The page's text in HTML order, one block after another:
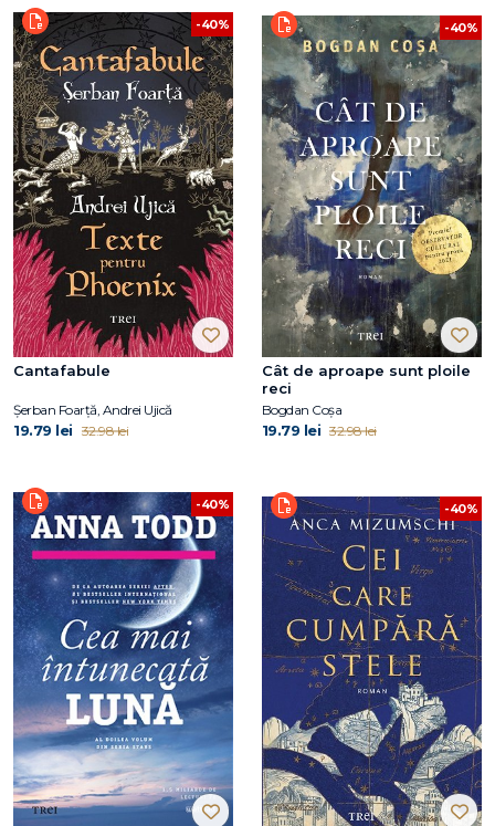
-40%
Cantafabule
Șerban Foarță, Andrei Ujică
19.79 lei 32.98 lei
-40%
Cât de aproape sunt ploile
reci
Bogdan Coșa
19.79 lei 32.98 lei
-40% -40%